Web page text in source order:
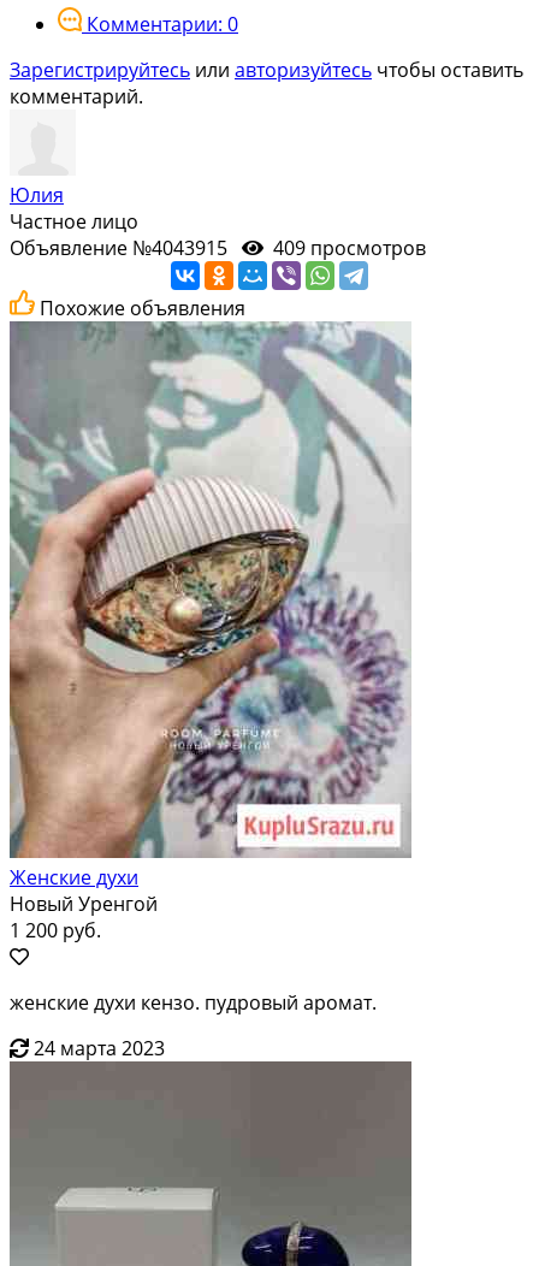
Комментарии: 0
Зарегистрируйтесь или авторизуйтесь чтобы оставить
комментарий.
Юлия
Частное лицо
Объявление №4043915
409 просмотров
Похожие объявления
Женские духи
Новый Уренгой
1 200 руб.
женские духи кензо. пудровый аромат.
24 марта 2023